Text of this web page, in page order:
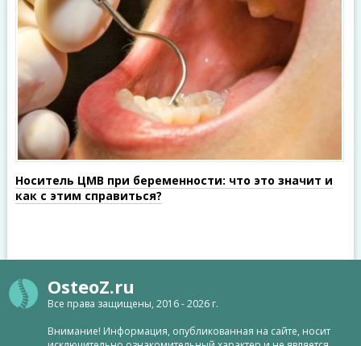
Носитель ЦМВ при беременности: что это значит и
как с этим справиться?
OsteoZ.ru
Все права защищены, 2016 - 2026 г.
Внимание! Информация, опубликованная на сайте, носит